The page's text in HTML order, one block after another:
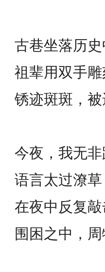
古巷坐落历
祖辈用双手
锈迹斑斑，
今夜，我无
语言太过潦
在夜中反复
围困之中，